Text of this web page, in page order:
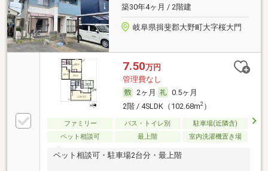
築30年4ヶ月 / 2階建
岐阜県揖斐郡大野町大字桜大門
7.50万円
管理費なし
2ヶ月
0.5ヶ月
2階 / 4SLDK（102.68m2）
ファミリー バス・トイレ別
駐車場(近隣含)
ペット相談可
最上階 室内洗濯機置き場
ペット相談可・駐車場2台分・最上階